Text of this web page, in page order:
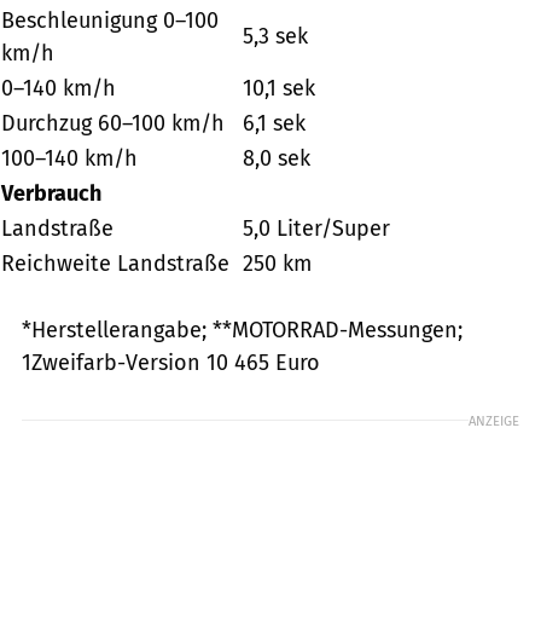
Beschleunigung 0–100
km/h
5,3 sek
0–140 km/h
10,1 sek
Durchzug 60–100 km/h
6,1 sek
100–140 km/h
8,0 sek
Verbrauch
Landstraße
5,0 Liter/Super
Reichweite Landstraße 250 km
*Herstellerangabe; **MOTORRAD-Messungen;
1Zweifarb-Version 10 465 Euro
ANZEIGE